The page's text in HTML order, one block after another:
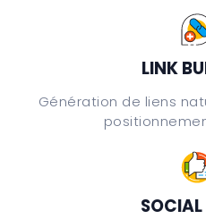
LINK
Génération de liens